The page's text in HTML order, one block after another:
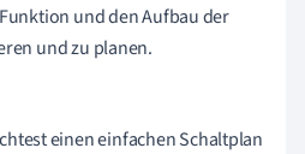
und den Aufbau der
und zu planen.
einen einfachen Schaltplan